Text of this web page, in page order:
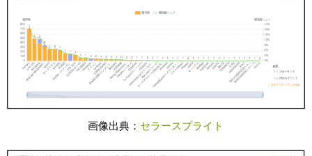
画像出典： セラースプライト